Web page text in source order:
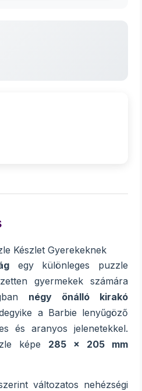
Készlet Gyerekeknek
egy különleges puzzle
gyermekek számára
négy önálló kirakó
a Barbie lenyűgöző
és aranyos jelenetekkel.
képe 285 x 205 mm
változatos nehézségi